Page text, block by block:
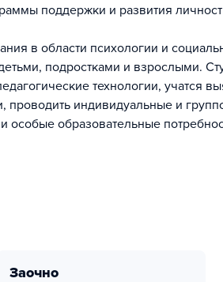
поддержки и развития
в области психологии и
подростками и взрослыми.
технологии, учатся
проводить индивидуальные и
образовательные
заочно